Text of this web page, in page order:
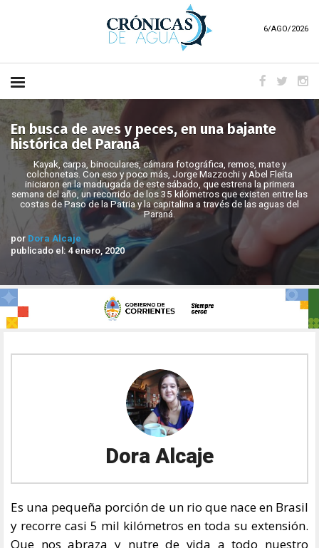
6/AGO/2026
En busca de aves y peces, en una bajante
histórica del Paraná
Kayak, carpa, binoculares, cámara fotográfica, remos, mate y
colchonetas. Con eso y poco más, Jorge Mazzochi y Abel Fleita
iniciaron en la madrugada de este sábado, que estrena la primera
semana del año, un recorrido de los 35 kilómetros que existen entre las
costas de Paso de la Patria y la capitalina a través de las aguas del
Paraná.
por Dora Alcaje
publicado el: 4 enero, 2020
Dora Alcaje
Es una pequeña porción de un rio que nace en Brasil
y recorre casi 5 mil kilómetros en toda su extensión.
Que nos abraza y nutre de vida a todo nuestro